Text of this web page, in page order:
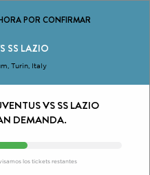
POR CONFIRMAR
SS LAZIO
Turin, Italy
VS SS LAZIO
DEMANDA.
los tickets restantes